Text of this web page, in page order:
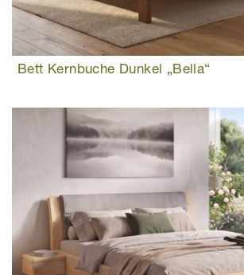
Bett Kernbuche Dunkel „Bella“